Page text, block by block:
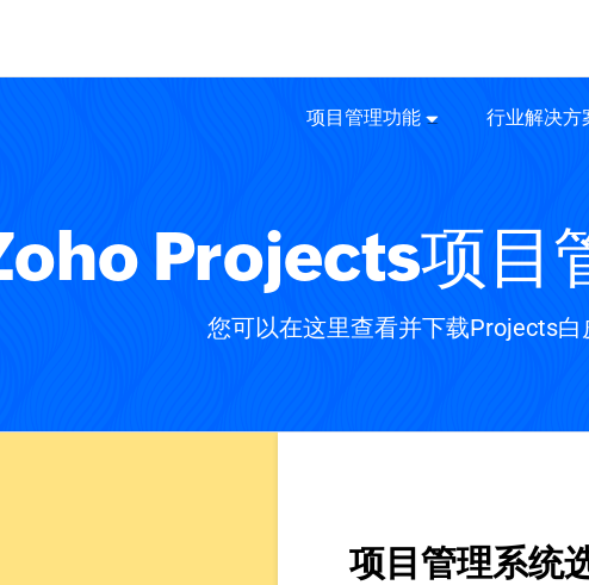
项目管理功能 行业解决方
Projects项目
您可以在这里查看并下载Projects白
项目管理系统